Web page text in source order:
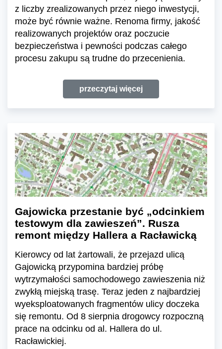
z liczby zrealizowanych przez niego inwestycji,
może być równie ważne. Renoma firmy, jakość
realizowanych projektów oraz poczucie
bezpieczeństwa i pewności podczas całego
procesu zakupu są trudne do przecenienia.
przeczytaj więcej
Gajowicka przestanie być „odcinkiem
testowym dla zawieszeń”. Rusza
remont między Hallera a Racławicką
Kierowcy od lat żartowali, że przejazd ulicą
Gajowicką przypomina bardziej próbę
wytrzymałości samochodowego zawieszenia niż
zwykłą miejską trasę. Teraz jeden z najbardziej
wyeksploatowanych fragmentów ulicy doczeka
się remontu. Od 8 sierpnia drogowcy rozpoczną
prace na odcinku od al. Hallera do ul.
Racławickiej.